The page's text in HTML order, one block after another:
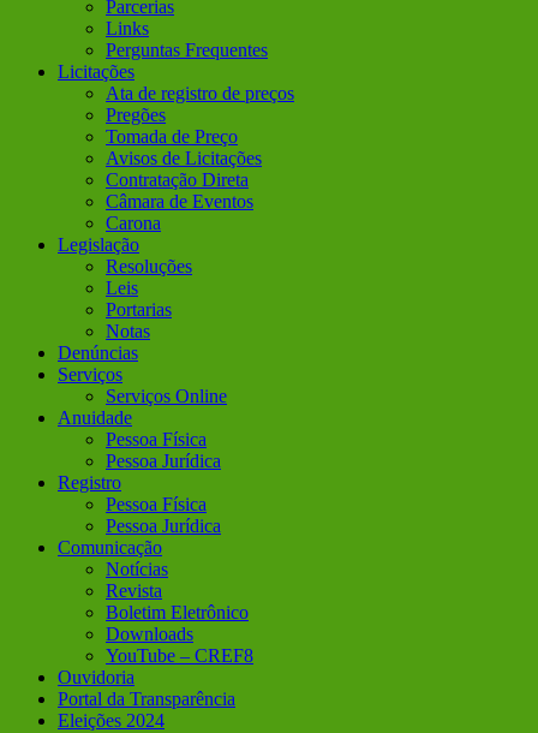
Parcerias
Links
Perguntas Frequentes
Licitações
Ata de registro de preços
Pregões
Tomada de Preço
Avisos de Licitações
Contratação Direta
Câmara de Eventos
Carona
Legislação
Resoluções
Leis
Portarias
Notas
Denúncias
Serviços
Serviços Online
Anuidade
Pessoa Física
Pessoa Jurídica
Registro
Pessoa Física
Pessoa Jurídica
Comunicação
Notícias
Revista
Boletim Eletrônico
Downloads
YouTube – CREF8
Ouvidoria
Portal da Transparência
Eleições 2024